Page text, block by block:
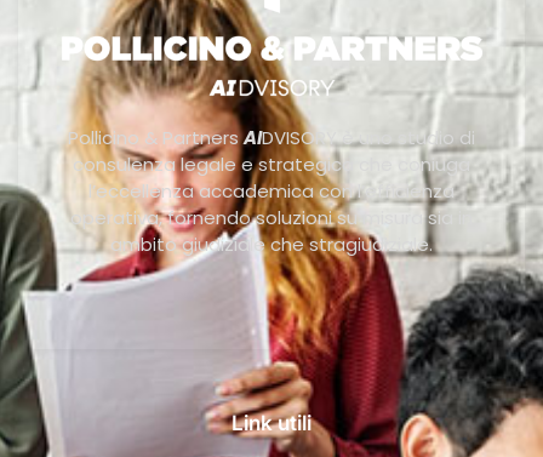
Pollicino & PartnersAIDVISORY è uno studio di
consulenza legale e strategica che coniuga
l’eccellenza accademica con l’efficienza
operativa, fornendo soluzioni su misura sia in
ambito giudiziale che stragiudiziale.
Link utili